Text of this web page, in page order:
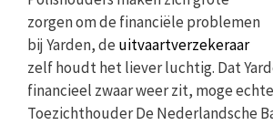
zorgen om de financiële problemen
bij Yarden, de uitvaartverzekeraar
zelf houdt het liever luchtig. Dat
financieel zwaar weer zit, moge
Toezichthouder De Nederlandsche